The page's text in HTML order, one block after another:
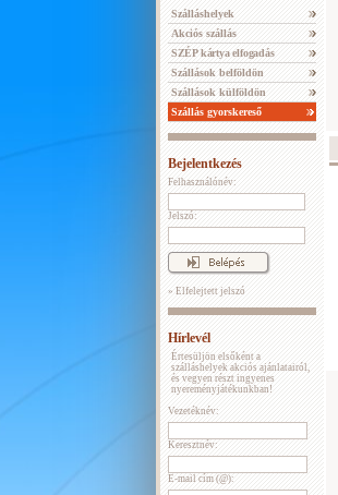
Szálláshelyek
Akciós szállás
SZÉP kártya elfogadás
Szállások belföldön
Szállások külföldön
Szállás gyorskereső
Bejelentkezés
Felhasználónév:
Jelszó:
» Elfelejtett jelszó
Hírlevél
Értesüljön elsőként a
szálláshelyek akciós ajánlatairól,
és vegyen részt ingyenes
nyereményjátékunkban!
Vezetéknév:
Keresztnév:
E-mail cím (@):